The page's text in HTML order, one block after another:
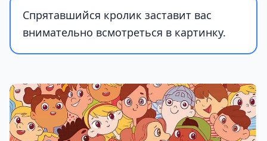
Спрятавшийся кролик заставит вас
внимательно всмотреться в картинку.